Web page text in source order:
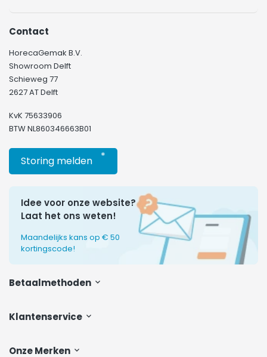
Klantenservice
Onze Merken
Contact
HorecaGemak B.V.
Showroom Delft
Schieweg 77
2627 AT Delft
KvK 75633906
BTW NL860346663B01
Storing melden *
Idee voor onze website?
Laat het ons weten!
Maandelijks kans op € 50
kortingscode!
Betaalmethoden